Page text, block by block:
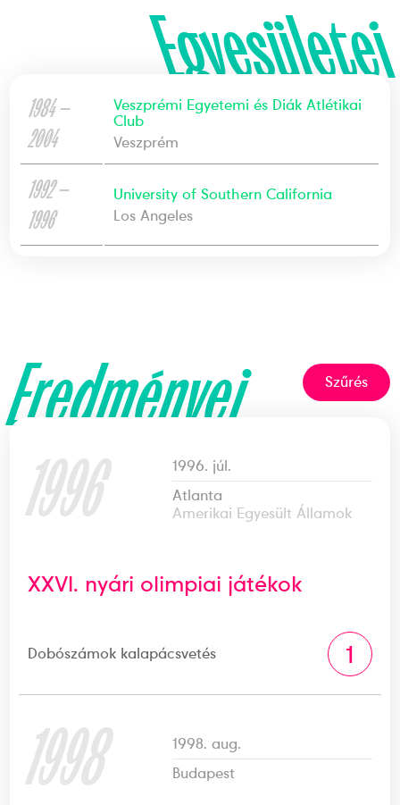
Egyesületei
1984 —
2004
Veszprémi Egyetemi és Diák Atlétikai
Club
Veszprém
1992 —
1996
University of Southern California
Los Angeles
Eredményei Szűrés
1996
1996. júl.
Atlanta
Amerikai Egyesült Államok
XXVI. nyári olimpiai játékok
Dobószámok kalapácsvetés 1
1998
1998. aug.
Budapest